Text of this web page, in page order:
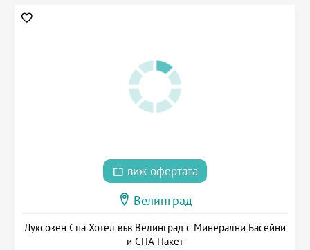
виж офертата
Велинград
Луксозен Спа Хотел във Велинград с Минерални Басейни
и СПА Пакет